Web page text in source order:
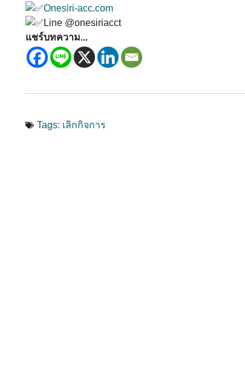
Onesiri-acc.com
Line @onesiriacct
แชร์บทความ...
Tags: เลิกกิจการ